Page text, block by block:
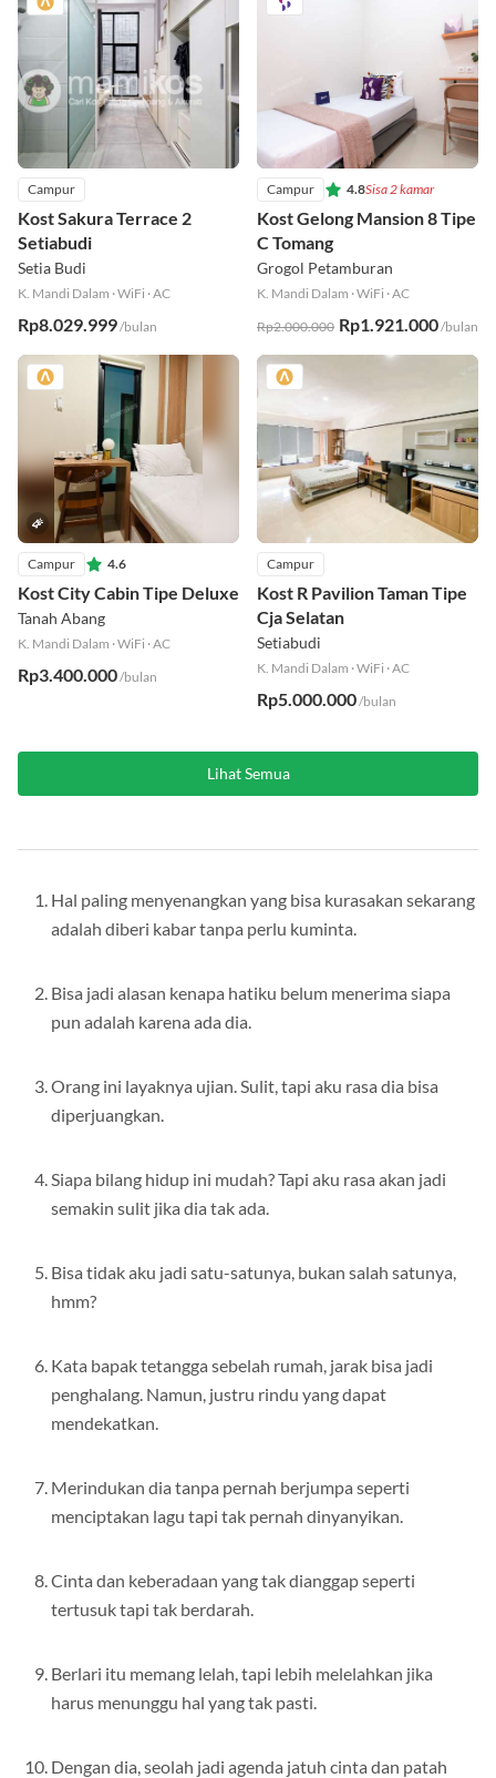
Campur
Kost Sakura Terrace 2
Setiabudi
Setia Budi
K. Mandi Dalam ·WiFi ·AC
Rp8.029.999/bulan
Campur 4.8Sisa 2 kamar
Kost Gelong Mansion 8 Tipe
C Tomang
Grogol Petamburan
K. Mandi Dalam ·WiFi ·AC
Rp2.000.000 Rp1.921.000/bulan
Campur 4.6
Kost City Cabin Tipe Deluxe
Tanah Abang
K. Mandi Dalam ·WiFi ·AC
Rp3.400.000/bulan
Campur
Kost R Pavilion Taman Tipe
Cja Selatan
Setiabudi
K. Mandi Dalam ·WiFi ·AC
Rp5.000.000/bulan
Lihat Semua
Hal paling menyenangkan yang bisa kurasakan sekarang
adalah diberi kabar tanpa perlu kuminta.
Bisa jadi alasan kenapa hatiku belum menerima siapa
pun adalah karena ada dia.
Orang ini layaknya ujian. Sulit, tapi aku rasa dia bisa
diperjuangkan.
Siapa bilang hidup ini mudah? Tapi aku rasa akan jadi
semakin sulit jika dia tak ada.
Bisa tidak aku jadi satu-satunya, bukan salah satunya,
hmm?
Kata bapak tetangga sebelah rumah, jarak bisa jadi
penghalang. Namun, justru rindu yang dapat
mendekatkan.
Merindukan dia tanpa pernah berjumpa seperti
menciptakan lagu tapi tak pernah dinyanyikan.
Cinta dan keberadaan yang tak dianggap seperti
tertusuk tapi tak berdarah.
Berlari itu memang lelah, tapi lebih melelahkan jika
harus menunggu hal yang tak pasti.
Dengan dia, seolah jadi agenda jatuh cinta dan patah